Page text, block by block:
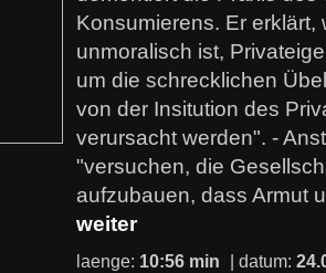
Konsumierens. Er erklärt,
unmoralisch ist,
um die schrecklichen
von der Insitution des
verursacht werden". -
"versuchen, die
aufzubauen, dass Armut
weiter
laenge: 10:56 min | datum: